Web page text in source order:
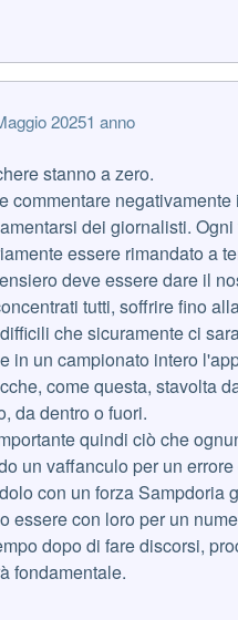
20251 anno
stanno a zero.
commentare
dei giornalisti.
essere rimandato a
deve essere dare il
tutti, soffrire fino
che sicuramente ci
in un campionato intero
come questa, stavolta
da dentro o fuori.
quindi ciò che
un vaffanculo per un
con un forza Sampdoria
essere con loro per un
dopo di fare discorsi,
fondamentale.